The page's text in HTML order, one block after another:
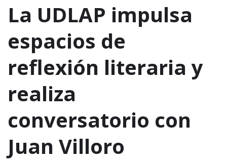
La UDLAP impulsa
espacios de
reflexión literaria y
realiza
conversatorio con
Juan Villoro